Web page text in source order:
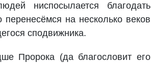
ниспосылается благодать
на несколько веков
сподвижника.
Пророка (да благословит его